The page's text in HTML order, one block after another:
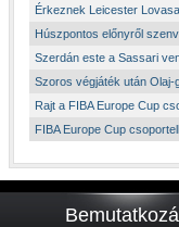
Érkeznek Leicester
Húszpontos előnyről
Szerdán este a Sassari
Szoros végjáték után Olaj-
Rajt a FIBA Europe Cup
FIBA Europe Cup